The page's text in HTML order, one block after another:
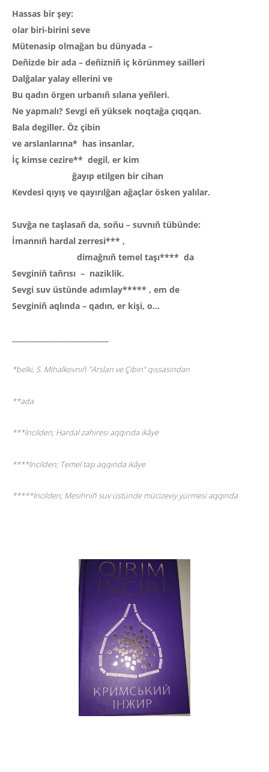
Hassas bir şey:
olar biri-birini seve
Mütenasip olmağan bu dünyada –
Deñizde bir ada – deñizniñ iç körünmey sailleri
Dalğalar yalay ellerini ve
Bu qadın örgen urbanıñ sılana yeñleri.
Ne yapmalı? Sevgi eñ yüksek noqtağa çıqqan.
Bala degiller. Öz çibin
ve arslanlarına* has insanlar,
İç kimse cezire** degil, er kim
ğayıp etilgen bir cihan
Kevdesi qıyış ve qayırılğan ağaçlar ösken yalılar.
Suvğa ne taşlasañ da, soñu – suvnıñ tübünde:
İmannıñ hardal zerresi*** ,
dimağnıñ temel taşı**** da
Sevginiñ tañrısı – naziklik.
Sevgi suv üstünde adımlay***** , em de
Sevginiñ aqlında – qadın, er kişi, o...
*belki, S. Mihalkovnıñ "Arslan ve Çibin" qıssasından
**ada
***İncilden; Hardal zahiresi aqqında ikâye
****İncilden; Temel taşı aqqında ikâye
*****İncilden; Mesihniñ suv üstünde mücizeviy yürmesi aqqında